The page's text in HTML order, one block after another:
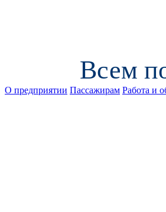
Всем
О предприятии Пассажирам Работа и